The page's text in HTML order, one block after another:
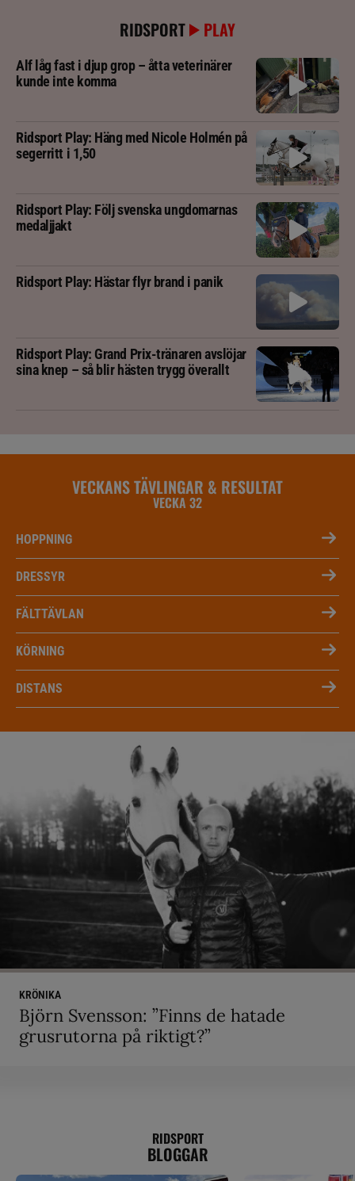
RIDSPORT PLAY
Alf låg fast i djup grop – åtta veterinärer
kunde inte komma
Ridsport Play: Häng med Nicole Holmén på
segerritt i 1,50
Ridsport Play: Följ svenska ungdomarnas
medaljjakt
Ridsport Play: Hästar flyr brand i panik
Ridsport Play: Grand Prix-tränaren avslöjar
sina knep – så blir hästen trygg överallt
VECKANS TÄVLINGAR & RESULTAT
VECKA 32
HOPPNING
DRESSYR
FÄLTTÄVLAN
KÖRNING
DISTANS
KRÖNIKA
Björn Svensson: ”Finns de hatade
grusrutorna på riktigt?”
RIDSPORT
BLOGGAR